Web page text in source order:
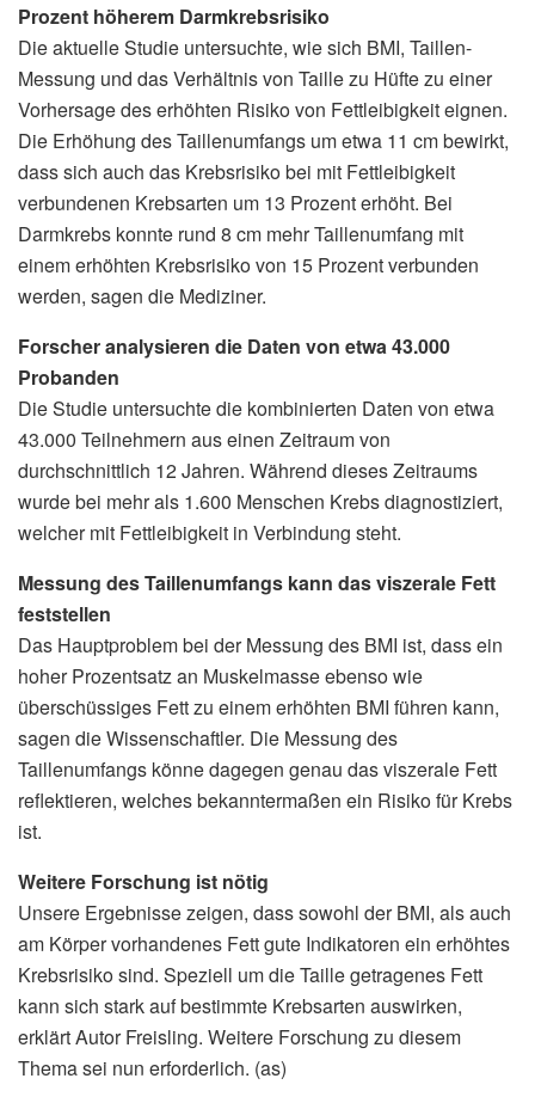
Prozent höherem Darmkrebsrisiko
Die aktuelle Studie untersuchte, wie sich BMI, Taillen-
Messung und das Verhältnis von Taille zu Hüfte zu einer
Vorhersage des erhöhten Risiko von Fettleibigkeit eignen.
Die Erhöhung des Taillenumfangs um etwa 11 cm bewirkt,
dass sich auch das Krebsrisiko bei mit Fettleibigkeit
verbundenen Krebsarten um 13 Prozent erhöht. Bei
Darmkrebs konnte rund 8 cm mehr Taillenumfang mit
einem erhöhten Krebsrisiko von 15 Prozent verbunden
werden, sagen die Mediziner.
Forscher analysieren die Daten von etwa 43.000
Probanden
Die Studie untersuchte die kombinierten Daten von etwa
43.000 Teilnehmern aus einen Zeitraum von
durchschnittlich 12 Jahren. Während dieses Zeitraums
wurde bei mehr als 1.600 Menschen Krebs diagnostiziert,
welcher mit Fettleibigkeit in Verbindung steht.
Messung des Taillenumfangs kann das viszerale Fett
feststellen
Das Hauptproblem bei der Messung des BMI ist, dass ein
hoher Prozentsatz an Muskelmasse ebenso wie
überschüssiges Fett zu einem erhöhten BMI führen kann,
sagen die Wissenschaftler. Die Messung des
Taillenumfangs könne dagegen genau das viszerale Fett
reflektieren, welches bekanntermaßen ein Risiko für Krebs
ist.
Weitere Forschung ist nötig
Unsere Ergebnisse zeigen, dass sowohl der BMI, als auch
am Körper vorhandenes Fett gute Indikatoren ein erhöhtes
Krebsrisiko sind. Speziell um die Taille getragenes Fett
kann sich stark auf bestimmte Krebsarten auswirken,
erklärt Autor Freisling. Weitere Forschung zu diesem
Thema sei nun erforderlich. (as)